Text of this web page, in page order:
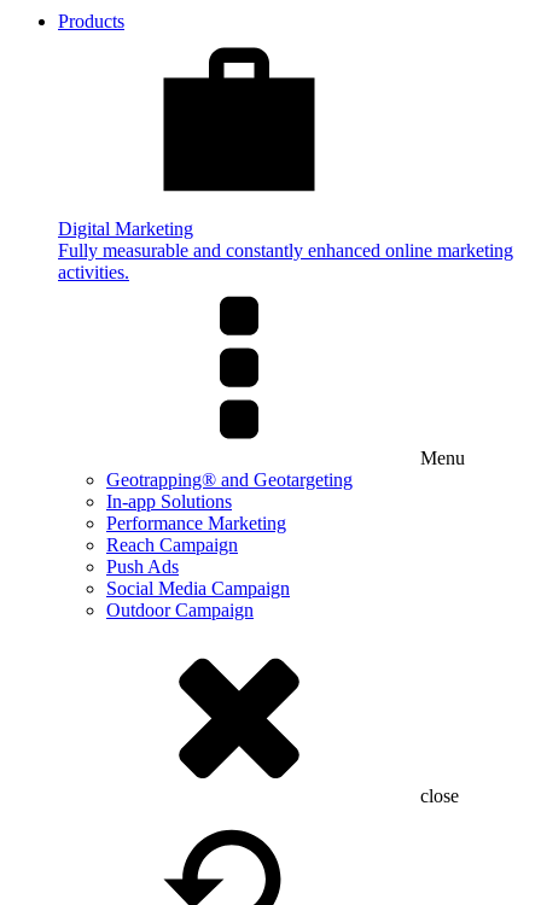
Products
Digital Marketing
Fully measurable and constantly enhanced online marketing
activities.
Menu
Geotrapping® and Geotargeting
In-app Solutions
Performance Marketing
Reach Campaign
Push Ads
Social Media Campaign
Outdoor Campaign
close